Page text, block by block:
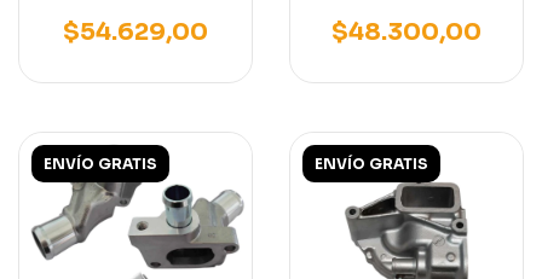
TD27
$54.629,00
MOTOR NISSAN K15
K21 K25
$48.300,00
ENVÍO GRATIS ENVÍO GRATIS